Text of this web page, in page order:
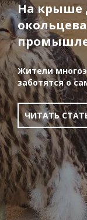
На крыше
Жители
заботятся о
ЧИТАТЬ